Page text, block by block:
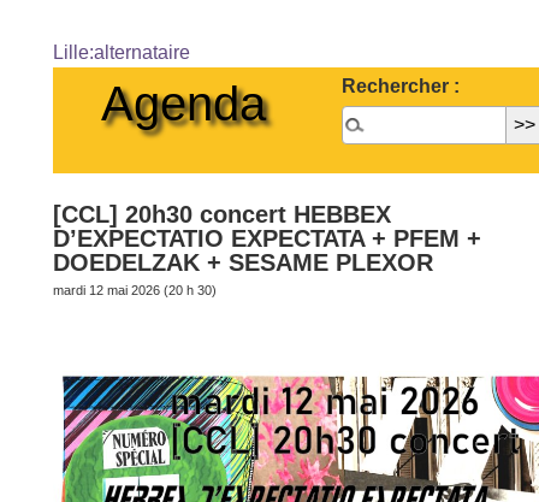
Lille:alternataire
Agenda Rechercher :
[CCL] 20h30 concert HEBBEX
D’EXPECTATIO EXPECTATA + PFEM +
DOEDELZAK + SESAME PLEXOR
mardi 12 mai 2026 (20 h 30)